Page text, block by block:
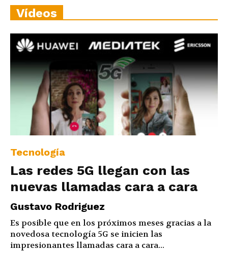
Vídeos
Tecnología
Las redes 5G llegan con las
nuevas llamadas cara a cara
Gustavo Rodriguez
Es posible que en los próximos meses gracias a la
novedosa tecnología 5G se inicien las
impresionantes llamadas cara a cara...